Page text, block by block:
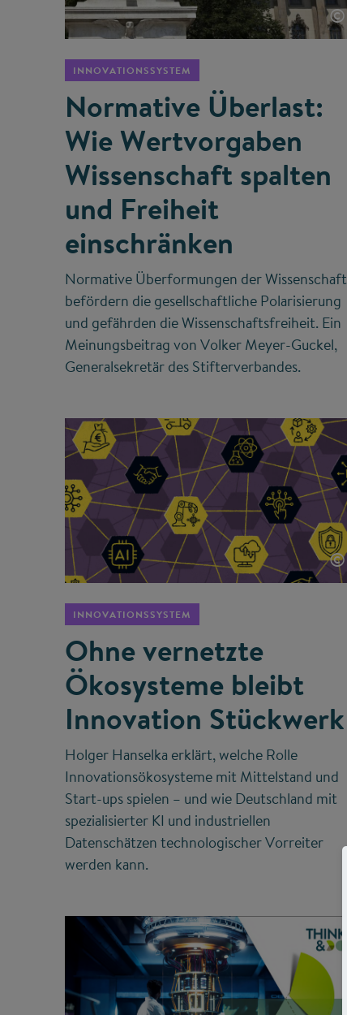
©
INNOVATIONSSYSTEM
Normative Überlast:
Wie Wertvorgaben
Wissenschaft spalten
und Freiheit
einschränken
Normative Überformungen der Wissenschaft
befördern die gesellschaftliche Polarisierung
und gefährden die Wissenschaftsfreiheit. Ein
Meinungsbeitrag von Volker Meyer-Guckel,
Generalsekretär des Stifterverbandes.
©
INNOVATIONSSYSTEM
Ohne vernetzte
Ökosysteme bleibt
Innovation Stückwerk
Holger Hanselka erklärt, welche Rolle
Innovationsökosysteme mit Mittelstand und
Start-ups spielen – und wie Deutschland mit
spezialisierter KI und industriellen
Datenschätzen technologischer Vorreiter
werden kann.